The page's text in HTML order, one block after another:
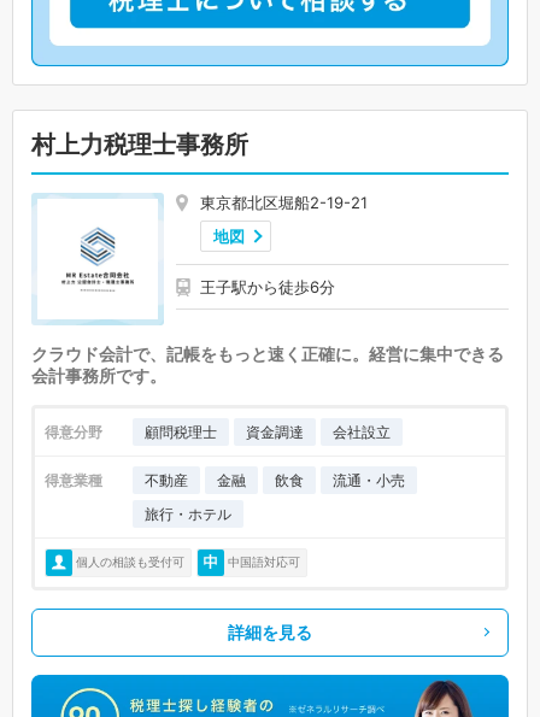
村上力税理士事務所
東京都北区堀船2-19-21
地図
王子駅から徒歩6分
クラウド会計で、記帳をもっと速く正確に。経営に集中できる
会計事務所です。
得意分野 顧問税理士 資金調達 会社設立
得意業種 不動産 金融 飲食
流通・小売
旅行・ホテル
個人の相談も受付可 中国語対応可
詳細を見る